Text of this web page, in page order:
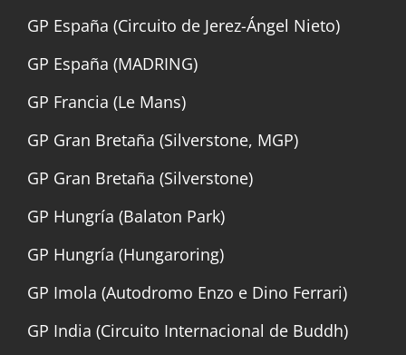
GP España (Circuito de Jerez-Ángel Nieto)
GP España (MADRING)
GP Francia (Le Mans)
GP Gran Bretaña (Silverstone, MGP)
GP Gran Bretaña (Silverstone)
GP Hungría (Balaton Park)
GP Hungría (Hungaroring)
GP Imola (Autodromo Enzo e Dino Ferrari)
GP India (Circuito Internacional de Buddh)